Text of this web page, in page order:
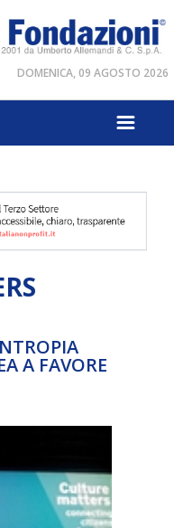
DOMENICA, 09 AGOSTO 2026
A FAVORE